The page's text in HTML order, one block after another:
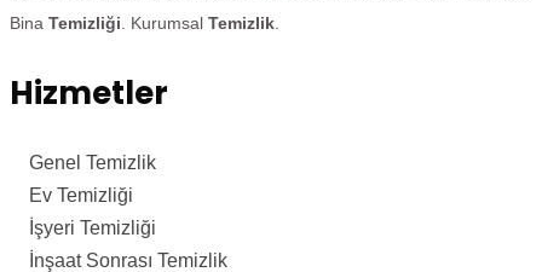
Bina Temizliği . Kurumsal Temizlik
Hizmetler
Genel Temizlik
Ev Temizliği
İşyeri Temizliği
İnşaat Sonrası Temizlik